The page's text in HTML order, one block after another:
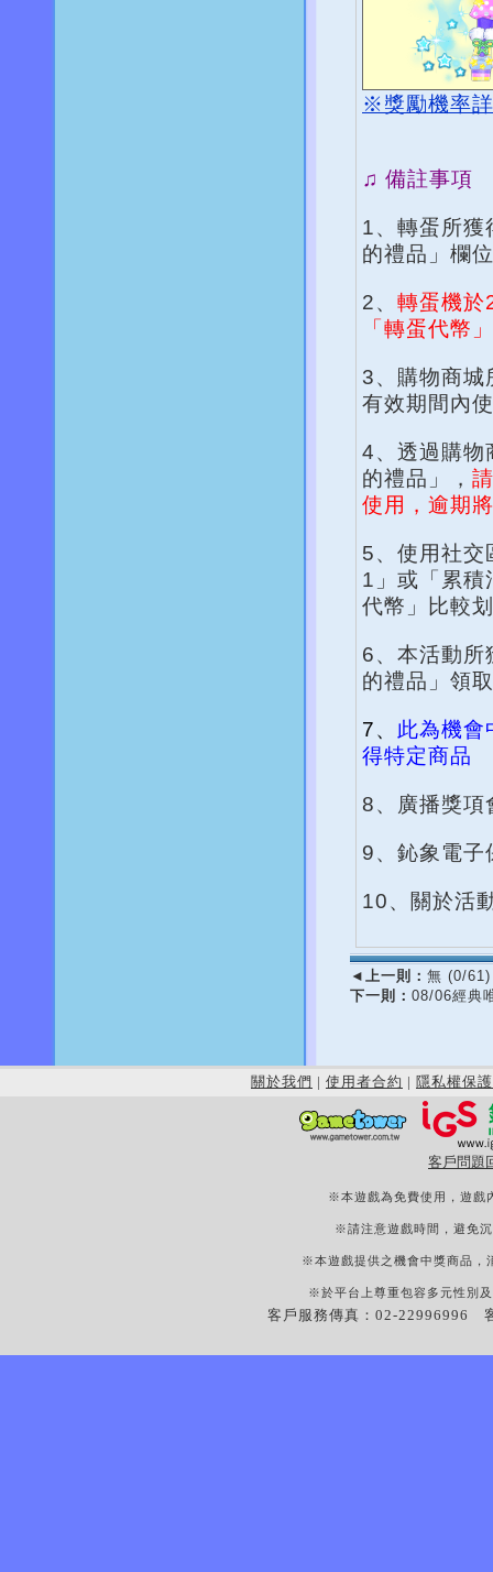
※獎勵機率
♫ 備註事項
1、轉蛋所
的禮品」欄
2、 轉蛋機
「轉蛋代幣
3、購物商城
有效期間內
4、透過購物
的禮品」，
使用，逾期
5、使用社交
1」或「累積
代幣」比較
6、本活動
的禮品」領
7、 此為機會
得特定商品
8、廣播獎項
9、鈊象電子
10、關於活
◄ 上一則： 無 (0/61)
下一則： 08/06經典
關於我們 | 使用者合約 | 隱私權保護
客戶問題
※本遊戲為免費使用，遊戲
※請注意遊戲時間，避免
※本遊戲提供之機會中獎商品，
※於平台上尊重包容多元性別
客戶服務傳真：02-22996996